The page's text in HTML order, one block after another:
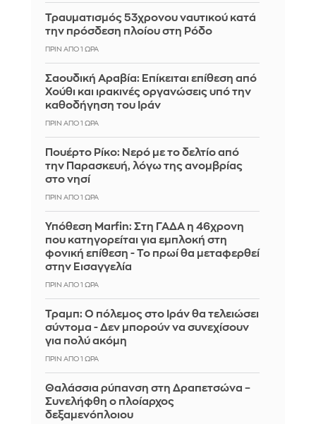
Τραυματισμός 53χρονου ναυτικού κατά
την πρόσδεση πλοίου στη Ρόδο
ΠΡΙΝ ΑΠΌ 1 ΏΡΑ
Σαουδική Αραβία: Επίκειται επίθεση από
Χούθι και ιρακινές οργανώσεις υπό την
καθοδήγηση του Ιράν
ΠΡΙΝ ΑΠΌ 1 ΏΡΑ
Πουέρτο Ρίκο: Νερό με το δελτίο από
την Παρασκευή, λόγω της ανομβρίας
στο νησί
ΠΡΙΝ ΑΠΌ 1 ΏΡΑ
Υπόθεση Marfin: Στη ΓΑΔΑ η 46χρονη
που κατηγορείται για εμπλοκή στη
φονική επίθεση - Το πρωί θα μεταφερθεί
στην Εισαγγελία
ΠΡΙΝ ΑΠΌ 1 ΏΡΑ
Τραμπ: Ο πόλεμος στο Ιράν θα τελειώσει
σύντομα - Δεν μπορούν να συνεχίσουν
για πολύ ακόμη
ΠΡΙΝ ΑΠΌ 1 ΏΡΑ
Θαλάσσια ρύπανση στη Δραπετσώνα –
Συνελήφθη ο πλοίαρχος
δεξαμενόπλοιου